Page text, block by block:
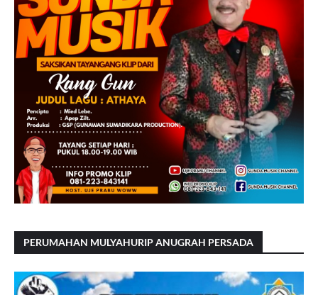
PERUMAHAN MULYAHURIP ANUGRAH PERSADA